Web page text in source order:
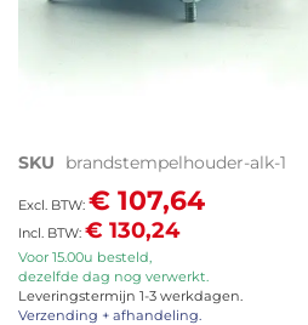
Ga
het
begin
van
de
afbeeldingen-
SKU brandstempelhouder-alk-1
€ 130,24
€ 107,64
Voor 15.00u besteld,
dezelfde dag nog verwerkt.
Leveringstermijn 1-3 werkdagen.
Verzending + afhandeling.